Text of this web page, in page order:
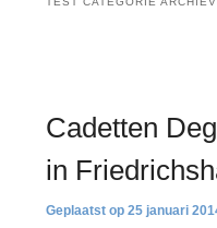
Cadetten
in
25 januari